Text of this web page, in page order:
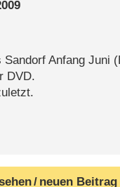
Anfang Juni
DVD.
/ neuen